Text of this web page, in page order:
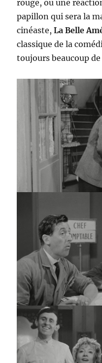
rouge, ou une
papillon qui sera la
cinéaste,La Belle
classique de la
toujours beaucoup